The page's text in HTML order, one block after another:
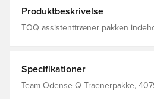
Produktbeskrivelse
TOQ assistenttræner pakken indeholder:
Specifikationer
Team Odense Q Traenerpakke,